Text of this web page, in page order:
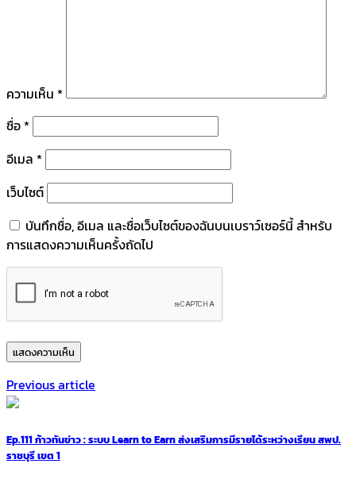
ความเห็น *
ชื่อ *
อีเมล *
เว็บไซต์
บันทึกชื่อ, อีเมล และชื่อเว็บไซต์ของฉันบนเบราว์เซอร์นี้ สำหรับ
การแสดงความเห็นครั้งถัดไป
Previous article
Ep.111 ก้าวทันข่าว : ระบบ Learn to Earn ส่งเสริมการมีรายได้ระหว่างเรียน สพป.
ราชบุรี เขต 1